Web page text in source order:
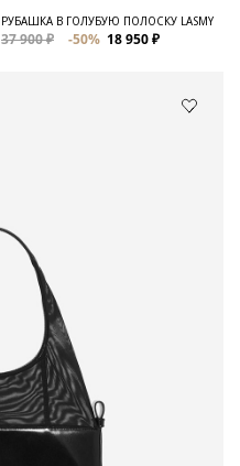
РУБАШКА В ГОЛУБУЮ ПОЛОСКУ LASMY
37 900 ₽ -50% 18 950 ₽